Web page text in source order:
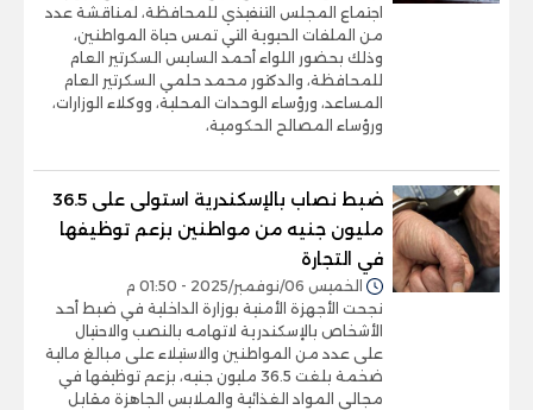
اجتماع المجلس التنفيذي للمحافظة، لمناقشة عدد
من الملفات الحيوية التي تمس حياة المواطنين،
وذلك بحضور اللواء أحمد السايس السكرتير العام
للمحافظة، والدكتور محمد حلمي السكرتير العام
المساعد، ورؤساء الوحدات المحلية، ووكلاء الوزارات،
ورؤساء المصالح الحكومية،
ضبط نصاب بالإسكندرية استولى على 36.5
مليون جنيه من مواطنين بزعم توظيفها
في التجارة
الخميس 06/نوفمبر/2025 - 01:50 م
نجحت الأجهزة الأمنية بوزارة الداخلية في ضبط أحد
الأشخاص بالإسكندرية لاتهامه بالنصب والاحتيال
على عدد من المواطنين والاستيلاء على مبالغ مالية
ضخمة بلغت 36.5 مليون جنيه، بزعم توظيفها في
مجالي المواد الغذائية والملابس الجاهزة مقابل